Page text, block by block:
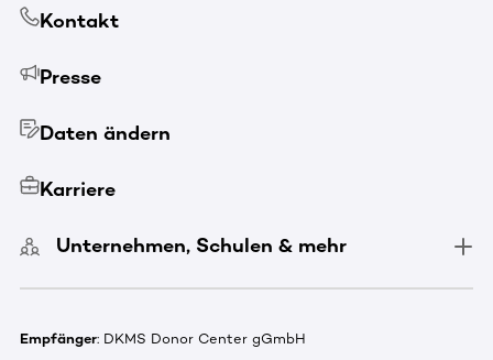
Kontakt
Presse
Daten ändern
Karriere
Unternehmen, Schulen & mehr
Empfänger: DKMS Donor Center gGmbH